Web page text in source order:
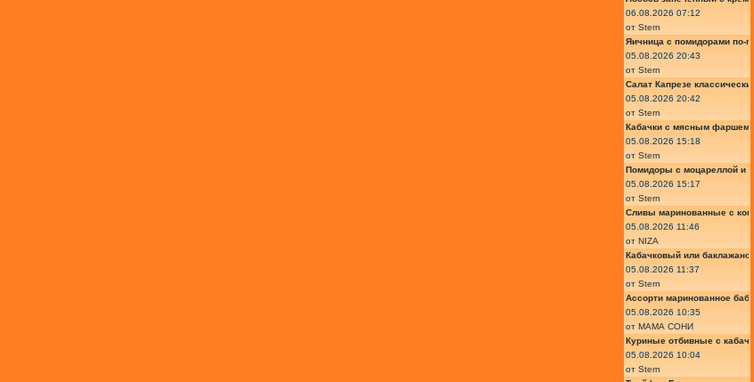
06.08.2026 07:12
от Stern
Яичница с помидорами по-
05.08.2026 20:43
от Stern
Салат Капрезе
05.08.2026 20:42
от Stern
Кабачки с мясным фаршем
05.08.2026 15:18
от Stern
Помидоры с моцареллой и
05.08.2026 15:17
от Stern
Сливы маринованные с
05.08.2026 11:46
от NIZA
Кабачковый или
05.08.2026 11:37
от Stern
Ассорти маринованное
05.08.2026 10:35
от МАМА СОНИ
Куриные отбивные с
05.08.2026 10:04
от Stern